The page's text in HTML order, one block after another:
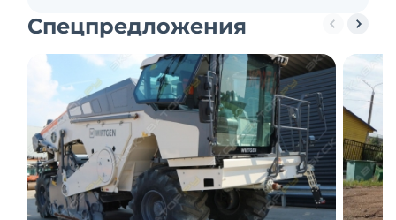
Спецпредложения